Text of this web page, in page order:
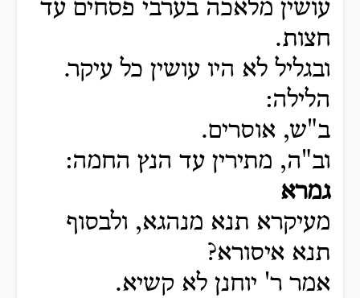
עושין מלאכה בערבי פסחים עד
חצות.
ובגליל לא היו עושין כל עיקר.
הלילה:
ב"ש, אוסרים.
וב"ה, מתירין עד הנץ החמה:
גמרא
מעיקרא תנא מנהגא, ולבסוף
תנא איסורא?
אמר ר' יוחנן לא קשיא.